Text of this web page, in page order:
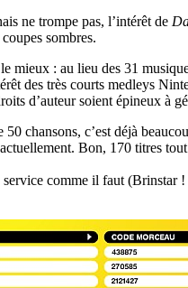
ne trompe pas, l’intérêt de
sombres.
mieux : au lieu des 31
des très courts medleys
d’auteur soient épineux à
chansons, c’est déjà
Bon, 170 titres
comme il faut (Brinstar